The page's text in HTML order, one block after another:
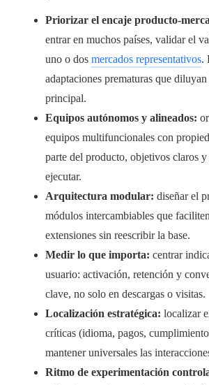
Priorizar el encaje producto-
entrar en muchos países, validar el
uno o dos mercados representativos.
adaptaciones prematuras que
principal.
Equipos autónomos y alineados:
equipos multifuncionales con
parte del producto, objetivos claros y
ejecutar.
Arquitectura modular: diseñar el
módulos intercambiables que
extensiones sin reescribir la base.
Medir lo que importa: centrar
usuario: activación, retención y
clave, no solo en descargas o visitas.
Localización estratégica: localizar
críticas (idioma, pagos,
mantener universales las
Ritmo de experimentación